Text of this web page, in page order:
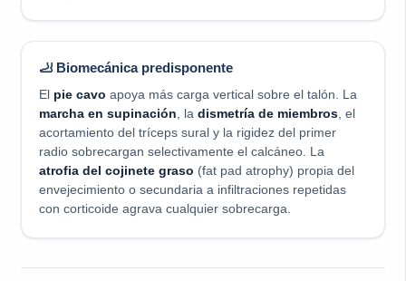
🦶 Biomecánica predisponente
El pie cavo apoya más carga vertical sobre el talón. La
marcha en supinación, la dismetría de miembros, el
acortamiento del tríceps sural y la rigidez del primer
radio sobrecargan selectivamente el calcáneo. La
atrofia del cojinete graso (fat pad atrophy) propia del
envejecimiento o secundaria a infiltraciones repetidas
con corticoide agrava cualquier sobrecarga.